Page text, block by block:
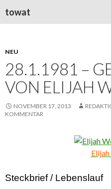
towat
NEU
28.1.1981 –
VON ELIJAH
NOVEMBER 17, 2013
KOMMENTAR
Steckbrief / Lebenslauf